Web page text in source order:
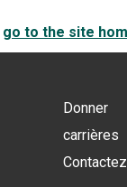
go to the site
Donner
carrières